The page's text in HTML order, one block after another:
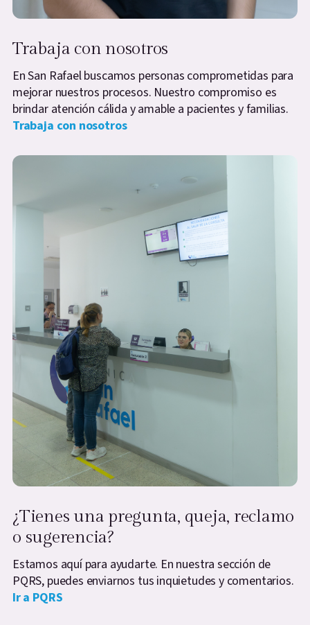
Trabaja con nosotros
En San Rafael buscamos personas comprometidas para
mejorar nuestros procesos. Nuestro compromiso es
brindar atención cálida y amable a pacientes y familias.
Trabaja con nosotros
¿Tienes una pregunta, queja, reclamo
o sugerencia?
Estamos aquí para ayudarte. En nuestra sección de
PQRS, puedes enviarnos tus inquietudes y comentarios.
Ir a PQRS